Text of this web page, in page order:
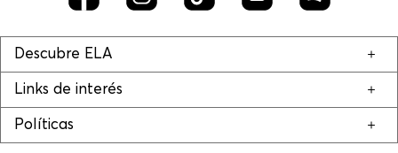
Descubre ELA
Links de interés
Políticas